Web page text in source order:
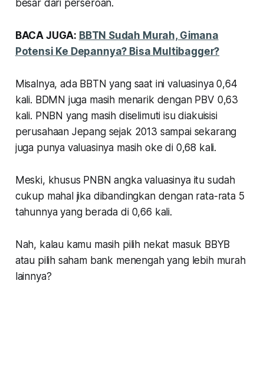
besar dari perseroan.
BACA JUGA: BBTN Sudah Murah, Gimana
Potensi Ke Depannya? Bisa Multibagger?
Misalnya, ada BBTN yang saat ini valuasinya 0,64
kali. BDMN juga masih menarik dengan PBV 0,63
kali. PNBN yang masih diselimuti isu diakuisisi
perusahaan Jepang sejak 2013 sampai sekarang
juga punya valuasinya masih oke di 0,68 kali.
Meski, khusus PNBN angka valuasinya itu sudah
cukup mahal jika dibandingkan dengan rata-rata 5
tahunnya yang berada di 0,66 kali.
Nah, kalau kamu masih pilih nekat masuk BBYB
atau pilih saham bank menengah yang lebih murah
lainnya?